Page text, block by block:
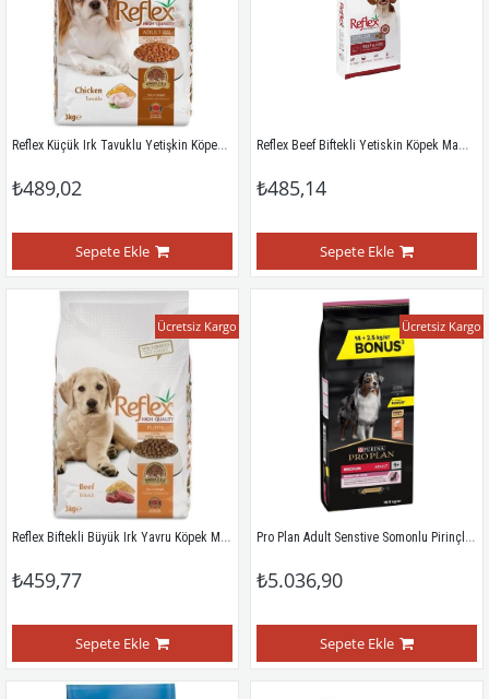
Reflex Küçük Irk Tavuklu Yetişkin Köpek Maması 3 Kg
₺489,02
Sepete Ekle
Reflex Beef Biftekli Yetiskin Köpek Mamasi 3 Kg
₺485,14
Sepete Ekle
Reflex Biftekli Büyük Irk Yavru Köpek Maması 3 Kg
₺459,77
Sepete Ekle
Ücretsiz Kargo
Pro Plan Adult Senstive Somonlu Pirinçli Yetişkin Köpek Maması 14 + 2,5 KG
₺5.036,90
Sepete Ekle
Ücretsiz Kargo